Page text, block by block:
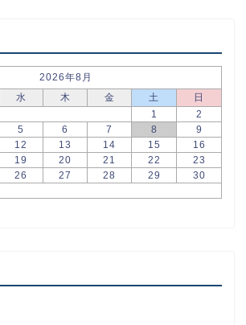
2026年8月
水 木 金 土
日
1
2
5 6 7 8
9
12 13 14 15
16
19 20 21 22
23
26 27 28 29
30